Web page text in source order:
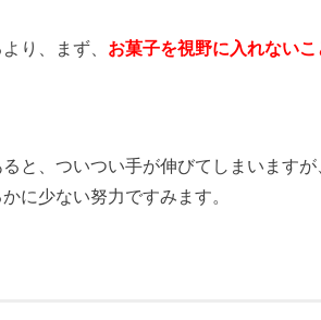
り、まず、 お菓子を視野に入れないこ
と、ついつい手が伸びてしまいます
に少ない努力ですみます。